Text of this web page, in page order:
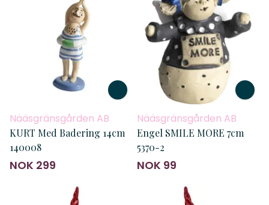
Nääsgränsgården AB
KURT Med Badering 14cm
140008
NOK 299
Nääsgränsgården AB
Engel SMILE MORE 7cm
5370-2
NOK 99